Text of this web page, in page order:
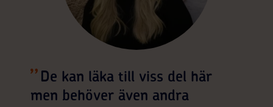
De kan läka till viss del här
men behöver även andra